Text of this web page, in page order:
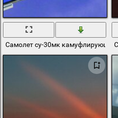
Самолет су-30мк камуфлирующей